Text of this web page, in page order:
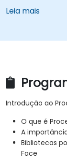
Leia mais
Introdução ao
O que é
A
Bibliotecas
Face